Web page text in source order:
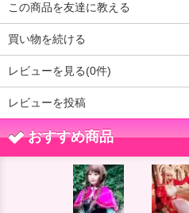
この商品を友達に教える
買い物を続ける
レビューを見る(0件)
レビューを投稿
おすすめ商品